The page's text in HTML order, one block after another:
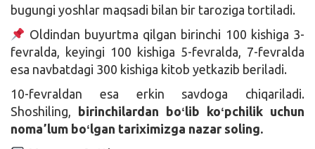
bugungi yoshlar maqsadi bilan bir taroziga tortiladi.
Oldindan buyurtma qilgan birinchi 100 kishiga 3-
fevralda, keyingi 100 kishiga 5-fevralda, 7-fevralda
esa navbatdagi 300 kishiga kitob yetkazib beriladi.
10-fevraldan esa erkin savdoga chiqariladi.
Shoshiling, birinchilardan boʻlib koʻpchilik uchun
nomaʼlum boʻlgan tariximizga nazar soling.